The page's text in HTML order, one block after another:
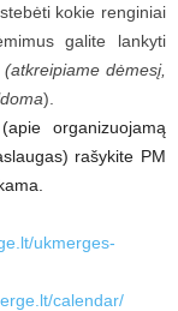
kokie renginiai
galite lankyti
(atkreipiame dėmesį,
).
organizuojamą
rašykite PM
ukmerges-
calendar/